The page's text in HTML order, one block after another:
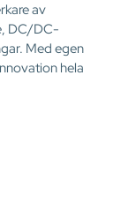
av
DC/DC-
Med egen
hela